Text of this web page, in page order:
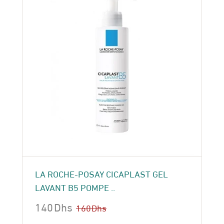
LA ROCHE-POSAY CICAPLAST GEL
LAVANT B5 POMPE ..
160Dhs
140Dhs